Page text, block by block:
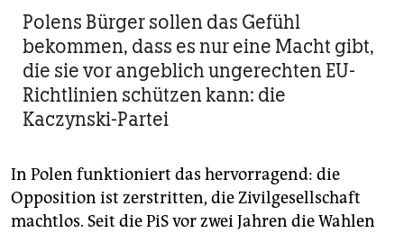
Polens Bürger sollen das Gefühl
bekommen, dass es nur eine Macht gibt,
die sie vor angeblich ungerechten EU-
Richtlinien schützen kann: die
Kaczynski-Partei
In Polen funktioniert das hervorragend: die
Opposition ist zerstritten, die Zivilgesellschaft
machtlos. Seit die PiS vor zwei Jahren die Wahlen